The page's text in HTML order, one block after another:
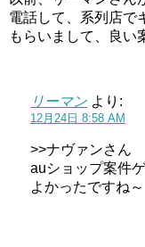
電話して、系列店で
もらいまして、良い
リーマン より:
12月24日 8:58 AM
>>ナヴァンさん
auショップ案件
よかったですね～